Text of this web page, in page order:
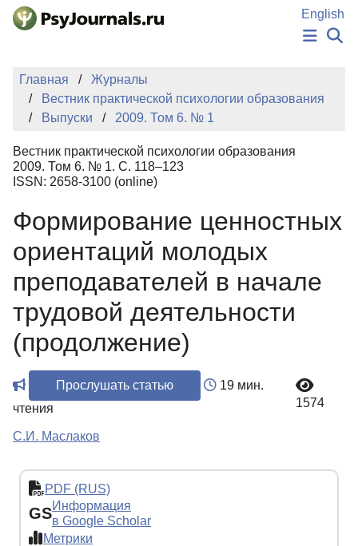
Перейти к основному содержанию
English
НОВОСТИ
ИЗДАНИЯ
АВТОРЫ
БАЗА ЗНАНИЙ
КЛЮЧЕВЫЕ СЛОВА
Регистрация
Главная
Журналы
Вестник практической психологии образования
Выпуски
2009. Том 6. № 1
Вестник практической психологии образования
2009. Том 6. № 1. С. 118–123
ISSN: 2658-3100 (online)
Формирование ценностных
ориентаций молодых
преподавателей в начале
трудовой деятельности
(продолжение)
Прослушать статью
19 мин.
чтения
1574
С.И. Маслаков
PDF (RUS)
GSИнформация
в Google Scholar
Метрики